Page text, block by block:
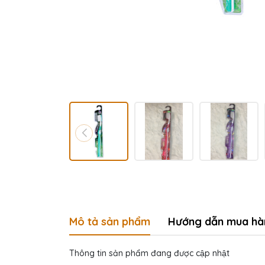
Mô tả sản phẩm Hướng dẫn mua
Thông tin sản phẩm đang được cập nhật